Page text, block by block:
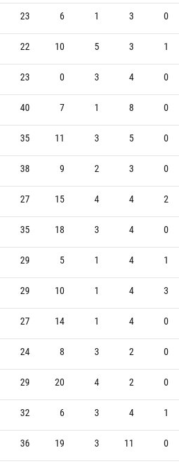
23 6 1 3 0
22 10 5 3 1
23 0 3 4 0
40 7 1 8 0
35 11 3 5 0
38 9 2 3 0
27 15 4 4 2
35 18 3 4 0
29 5 1 4 1
29 10 1 4 3
27 14 1 4 0
24 8 3 2 0
29 20 4 2 0
32 6 3 4 1
36 19 3 11 0